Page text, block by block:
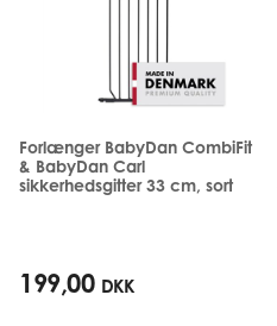
Forlænger BabyDan CombiFit
& BabyDan Carl
sikkerhedsgitter 33 cm, sort
199,00 DKK